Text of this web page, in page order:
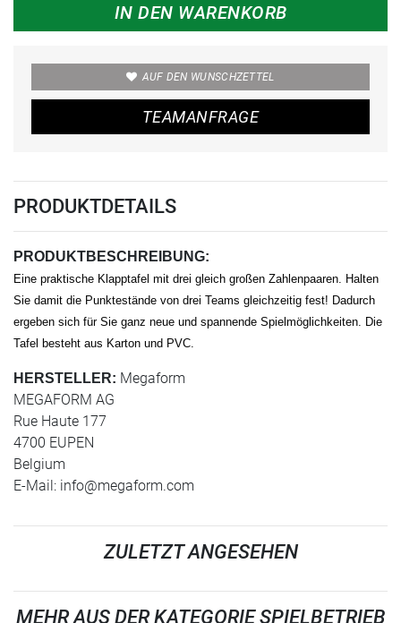
IN DEN WARENKORB
AUF DEN WUNSCHZETTEL
TEAMANFRAGE
PRODUKTDETAILS
PRODUKTBESCHREIBUNG:
Eine praktische Klapptafel mit drei gleich großen Zahlenpaaren. Halten
Sie damit die Punktestände von drei Teams gleichzeitig fest! Dadurch
ergeben sich für Sie ganz neue und spannende Spielmöglichkeiten. Die
Tafel besteht aus Karton und PVC.
HERSTELLER: Megaform
MEGAFORM AG
Rue Haute 177
4700 EUPEN
Belgium
E-Mail: info@megaform.com
ZULETZT ANGESEHEN
MEHR AUS DER KATEGORIE SPIELBETRIEB